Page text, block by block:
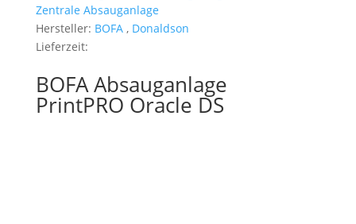
Zentrale Absauganlage
Hersteller: BOFA, Donaldson
Lieferzeit:
BOFA Absauganlage
PrintPRO Oracle DS